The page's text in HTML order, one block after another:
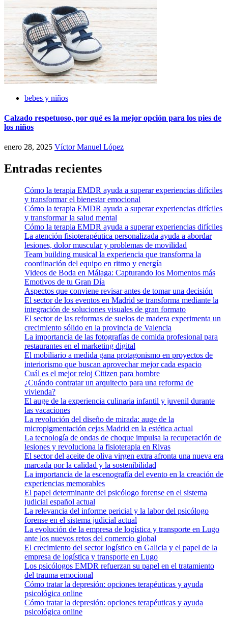
bebes y niños
Calzado respetuoso, por qué es la mejor opción para los pies de
los niños
enero 28, 2025 Víctor Manuel López
Entradas recientes
Cómo la terapia EMDR ayuda a superar experiencias difíciles
y transformar el bienestar emocional
Cómo la terapia EMDR ayuda a superar experiencias difíciles
y transformar la salud mental
Cómo la terapia EMDR ayuda a superar experiencias difíciles
La atención fisioterapéutica personalizada ayuda a abordar
lesiones, dolor muscular y problemas de movilidad
Team building musical la experiencia que transforma la
coordinación del equipo en ritmo y energía
Videos de Boda en Málaga: Capturando los Momentos más
Emotivos de tu Gran Día
Aspectos que conviene revisar antes de tomar una decisión
El sector de los eventos en Madrid se transforma mediante la
integración de soluciones visuales de gran formato
El sector de las reformas de suelos de madera experimenta un
crecimiento sólido en la provincia de Valencia
La importancia de las fotografías de comida profesional para
restaurantes en el marketing digital
El mobiliario a medida gana protagonismo en proyectos de
interiorismo que buscan aprovechar mejor cada espacio
Cuál es el mejor reloj Citizen para hombre
¿Cuándo contratar un arquitecto para una reforma de
vivienda?
El auge de la experiencia culinaria infantil y juvenil durante
las vacaciones
La revolución del diseño de mirada: auge de la
micropigmentación cejas Madrid en la estética actual
La tecnología de ondas de choque impulsa la recuperación de
lesiones y revoluciona la fisioterapia en Rivas
El sector del aceite de oliva virgen extra afronta una nueva era
marcada por la calidad y la sostenibilidad
La importancia de la escenografía del evento en la creación de
experiencias memorables
El papel determinante del psicólogo forense en el sistema
judicial español actual
La relevancia del informe pericial y la labor del psicólogo
forense en el sistema judicial actual
La evolución de la empresa de logística y transporte en Lugo
ante los nuevos retos del comercio global
El crecimiento del sector logístico en Galicia y el papel de la
empresa de logística y transporte en Lugo
Los psicólogos EMDR refuerzan su papel en el tratamiento
del trauma emocional
Cómo tratar la depresión: opciones terapéuticas y ayuda
psicológica online
Cómo tratar la depresión: opciones terapéuticas y ayuda
psicológica online